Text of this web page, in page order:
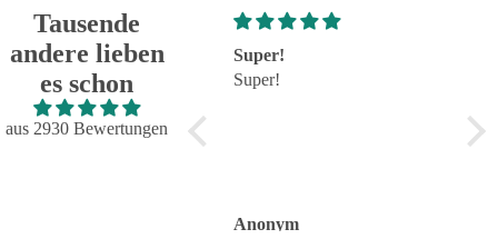
Tausende
andere lieben
es schon
aus 2930 Bewertungen
Super!
Super!
Großartig - hat wie immer
alles reibungslos und
Anonym